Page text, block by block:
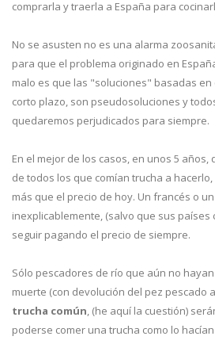
comprarla y traerla a España para
No se asusten no es una alarma
para que el problema originado en
malo es que las "soluciones" basadas en
corto plazo, son pseudosoluciones y
quedaremos perjudicados para siempre.
En el mejor de los casos, en unos 5
de todos los que comían trucha a
más que el precio de hoy. Un francés o
inexplicablemente, (salvo que sus países
seguir pagando el precio de siempre.
Sólo pescadores de río que aún no
muerte (con devolución del pez pescado
trucha común, (he aquí la cuestión)
poderse comer una trucha como lo